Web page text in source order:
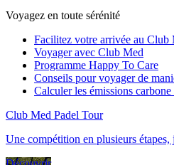
Voyagez en toute sérénité
Facilitez votre arrivée au Club
Voyager avec Club Med
Programme Happy To Care
Conseils pour voyager de
Calculer les émissions
Club Med Padel Tour
Une compétition en plusieurs